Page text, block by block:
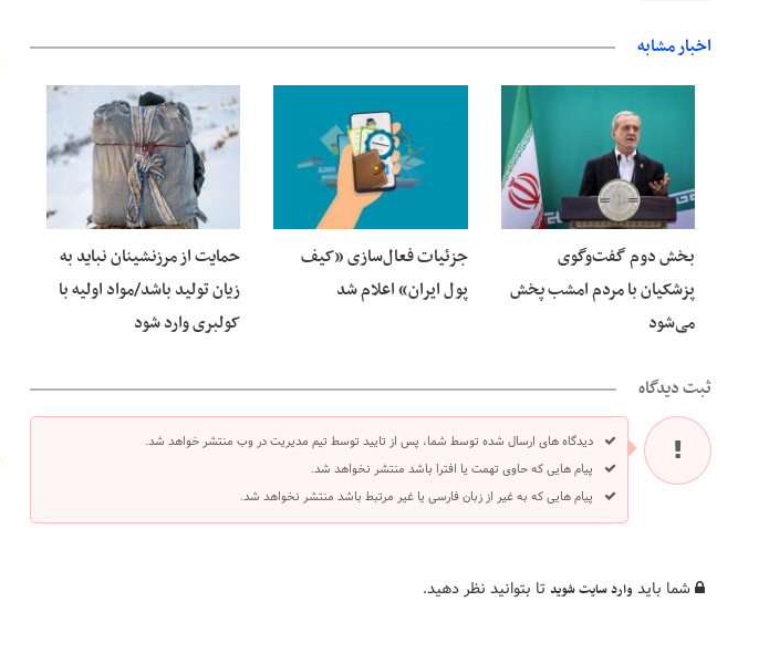
اخبار مشابه
بخش دوم گفت‌وگوی
پزشکیان با مردم امشب پخش
می‌شود
جزئیات فعال‌سازی «کیف
پول ایران» اعلام شد
حمایت از مرزنشینان نباید به
زیان تولید باشد/مواد اولیه با
کولبری وارد شود
ثبت دیدگاه
دیدگاه های ارسال شده توسط شما، پس از تایید توسط تیم مدیریت در وب منتشر خواهد شد.
پیام هایی که حاوی تهمت یا افترا باشد منتشر نخواهد شد.
پیام هایی که به غیر از زبان فارسی یا غیر مرتبط باشد منتشر نخواهد شد.
شما باید وارد سایت شوید تا بتوانید نظر دهید.